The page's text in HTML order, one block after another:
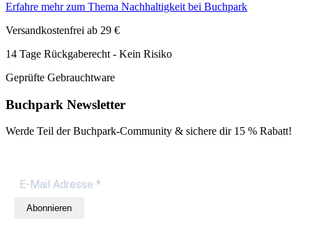
Erfahre mehr zum Thema Nachhaltigkeit bei Buchpark
Versandkostenfrei ab 29 €
14 Tage Rückgaberecht - Kein Risiko
Geprüfte Gebrauchtware
Buchpark Newsletter
Werde Teil der Buchpark-Community & sichere dir 15 % Rabatt!
Abonnieren